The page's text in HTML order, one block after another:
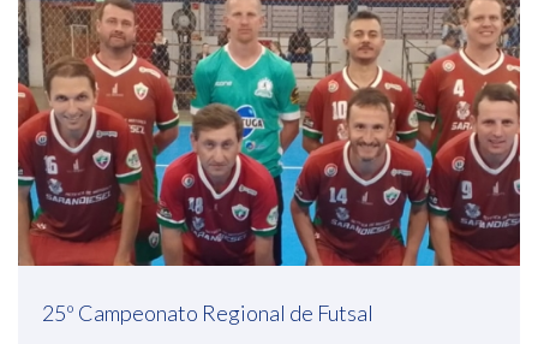
25º Campeonato Regional de Futsal